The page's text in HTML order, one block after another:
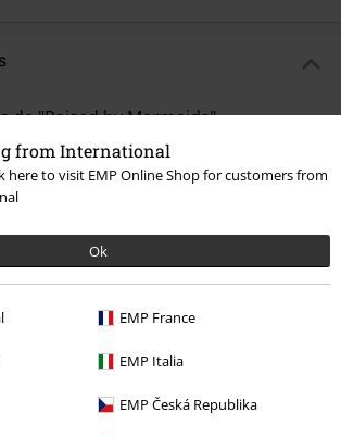
from International
here to visit EMP Online Shop for customers from
Ok
EMP France
EMP Italia
EMP Česká Republika
de "Raised by Mermaids".